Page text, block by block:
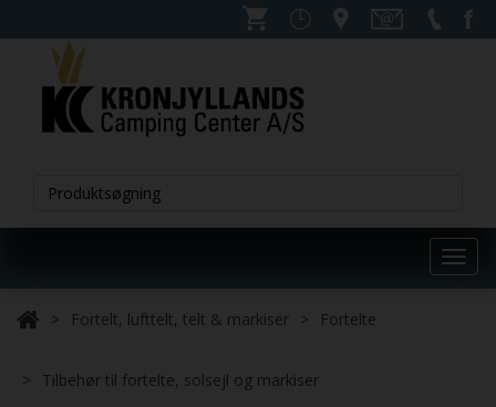
Fortelt, lufttelt, telt & markiser Fortelte
Tilbehør til fortelte, solsejl og markiser